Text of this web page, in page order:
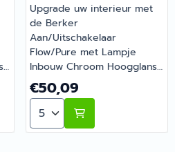
Aan/Uitschakelaar Flow/
Upgrade uw interieur met
de Berker
Aan/Uitschakelaar
Flow/Pure met Lampje
Inbouw Chroom Hoogglans
12V. Aan/uitschakelaar met
controlelampje. Voor
verlichting en
controleschakeling. Alleen
Prijs: 50,09
€50,09
Aantal kiezen voor